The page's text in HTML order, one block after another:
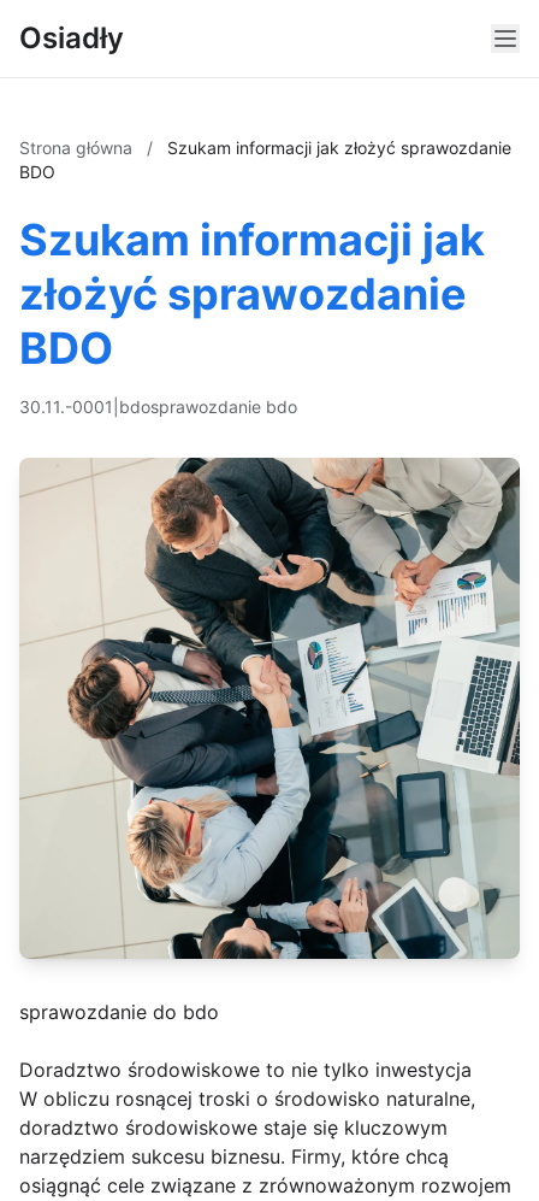
Osiadły
Strona główna /
Szukam informacji jak złożyć sprawozdanie
BDO
Szukam informacji jak
złożyć sprawozdanie
BDO
30.11.-0001 bdosprawozdanie bdo
sprawozdanie do bdo
Doradztwo środowiskowe to nie tylko inwestycja
W obliczu rosnącej troski o środowisko naturalne,
doradztwo środowiskowe staje się kluczowym
narzędziem sukcesu biznesu. Firmy, które chcą
osiągnąć cele związane z zrównoważonym rozwojem